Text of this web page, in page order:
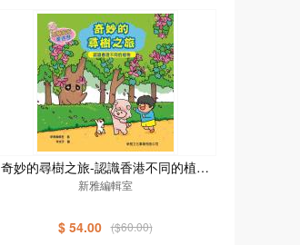
奇妙的尋樹之旅-認識香港不同的植物
[石獅安安愛遊歷]
新雅編輯室
$ 54.00 ($60.00)